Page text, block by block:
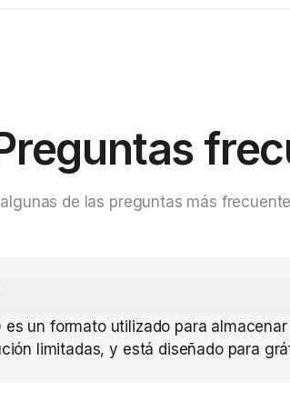
de las preguntas más
es un formato utilizado para
limitadas, y está diseñado para